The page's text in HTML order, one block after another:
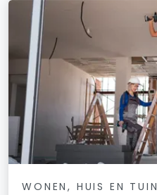
WONEN, HUIS EN TUIN